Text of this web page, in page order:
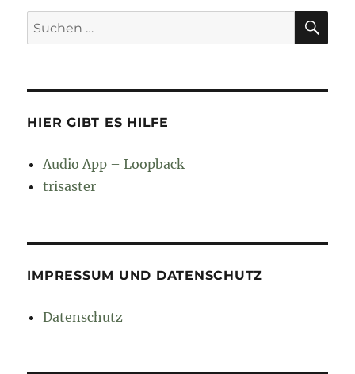
Suchen
nach:
HIER GIBT ES HILFE
Audio App – Loopback
trisaster
IMPRESSUM UND DATENSCHUTZ
Datenschutz